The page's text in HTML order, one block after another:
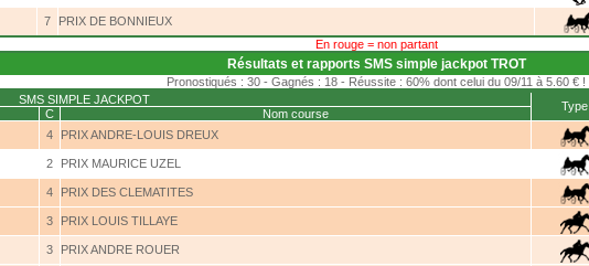
7 PRIX DE BONNIEUX
En rouge = non partant
Résultats et rapports SMS simple jackpot TROT
Pronostiqués : 30 - Gagnés : 18 - Réussite : 60% dont celui du 09/11 à 5.60 € !
SMS SIMPLE JACKPOT
Type
C Nom course
4 PRIX ANDRE-LOUIS DREUX
2 PRIX MAURICE UZEL
4 PRIX DES CLEMATITES
3 PRIX LOUIS TILLAYE
3 PRIX ANDRE ROUER